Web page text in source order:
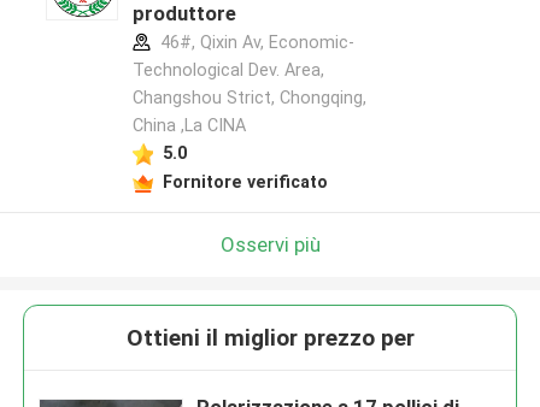
produttore
46#, Qixin Av, Economic-
Technological Dev. Area,
Changshou Strict, Chongqing,
China ,La CINA
5.0
Fornitore verificato
Osservi più
Ottieni il miglior prezzo per